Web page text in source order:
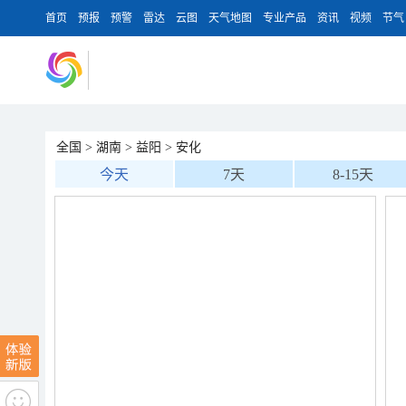
首页 预报 预警 雷达 云图 天气地图 专业产品 资讯 视频 节气
全国 > 湖南 > 益阳 > 安化
今天 7天 8-15天